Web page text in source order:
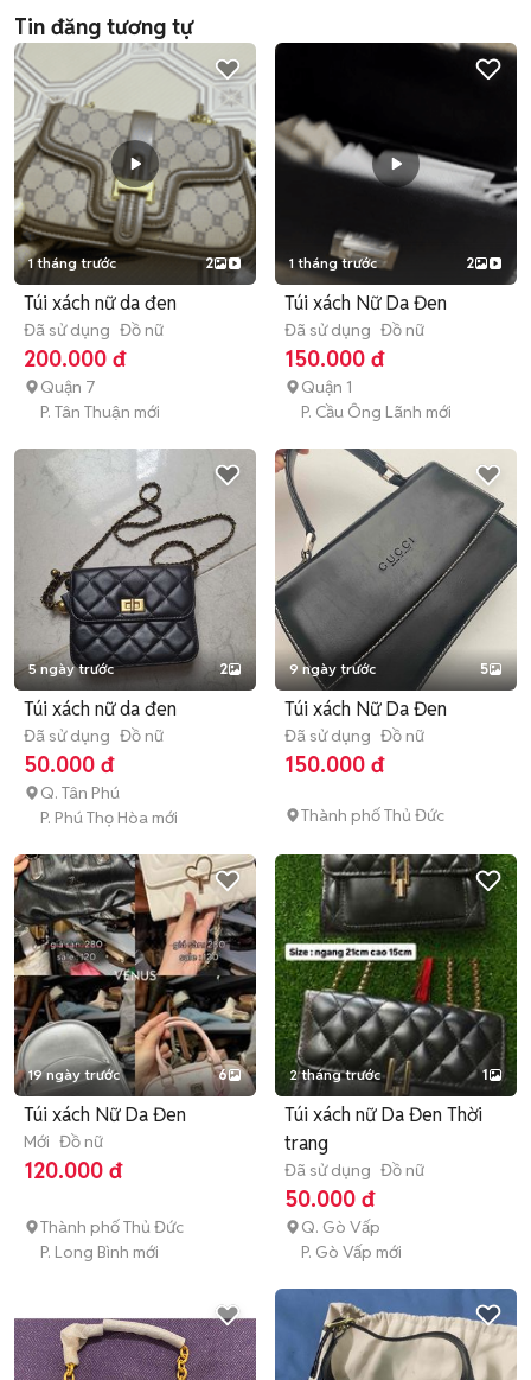
Tin đăng tương tự
1 tháng trước 2
Túi xách nữ da đen
Đã sử dụng Đồ nữ
200.000 đ
Quận 7
P. Tân Thuận mới
1 tháng trước 2
Túi xách Nữ Da Đen
Đã sử dụng Đồ nữ
150.000 đ
Quận 1
P. Cầu Ông Lãnh mới
5 ngày trước 2
Túi xách nữ da đen
Đã sử dụng Đồ nữ
50.000 đ
Q. Tân Phú
P. Phú Thọ Hòa mới
9 ngày trước 5
Túi xách Nữ Da Đen
Đã sử dụng Đồ nữ
150.000 đ
Thành phố Thủ Đức
19 ngày trước 6
Túi xách Nữ Da Đen
Mới Đồ nữ
120.000 đ
Thành phố Thủ Đức
P. Long Bình mới
2 tháng trước 1
Túi xách nữ Da Đen Thời
trang
Đã sử dụng Đồ nữ
50.000 đ
Q. Gò Vấp
P. Gò Vấp mới